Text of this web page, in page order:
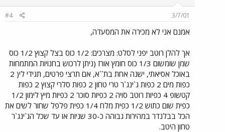
3/7/01
#4
אמנם אני לא מכירה את המסעדה,
אך להלן רוטב יפני לסלט: מצרכים: 1/2 כוס בצל קצוץ 1/2 כוס
שמן שומשום 1/3 כוס חומץ אורז (ניתן לרכוש בחנויות המתמחות
באוכל אסיאתי, ישנה אחת בת``א, אם תרצי פרטים, תגידי לי( 2
כפות מים 2 כפות ג`ינג`ר טרי טחון 2 כפות סלרי קצוץ 2 כפות
קטשופ 4 כפיות רוטב סויה 2 כפיות סוכר 2 כפיות מיץ לימון 1/2
כפית שום כתוש 1/2 כפית מלח 1/4 כפית פלפל שחור לשים את
הכל בבלנדר במהירות גבוהה כ-30 שניות או עד שכל הג`ינג`ר
טחון היטב.